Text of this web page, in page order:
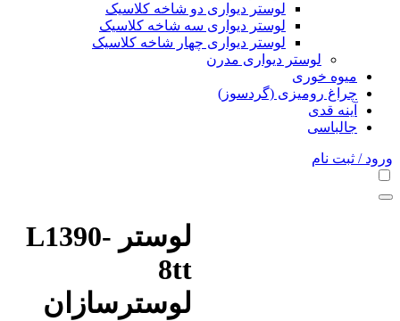
لوستر دیواری دو شاخه کلاسیک
لوستر دیواری سه شاخه کلاسیک
لوستر دیواری چهار شاخه کلاسیک
لوستر دیواری مدرن
میوه خوری
چراغ رومیزی (گردسوز)
آینه قدی
جالباسی
ورود / ثبت نام
لوستر L1390-
8tt
لوسترسازان